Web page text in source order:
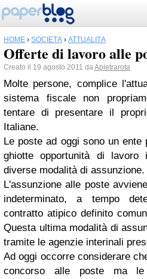
HOME › SOCIETÀ › ATTUALITÀ
Offerte di lavoro alle
Creato il 19 agosto 2011 daApietrarota
Molte persone, complice
sistema fiscale non
tentare di presentare il
Italiane.
Le poste ad oggi sono un ente
ghiotte opportunità di
diverse modalità di assunzione.
L'assunzione alle poste
indeterminato, a tempo
contratto atipico definito
Questa ultima modalità di
tramite le agenzie interinali
Ad oggi occorre considerare
concorso alle poste ma le